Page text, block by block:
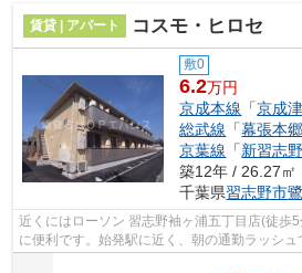
賃貸 | アパート コスモ・ヒロセ
敷0
6.2万円
京成本線 「京成
総武線 「幕張本郷
京葉線 「新習志野
築12年 / 26.27㎡
千葉県習志野市
近くにはローソン 習志野袖ヶ浦五丁目店(徒歩
に便利です。始発駅に近く、朝の通勤ラッシ